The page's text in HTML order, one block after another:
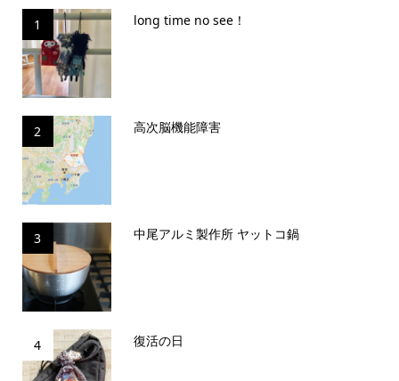
1 long time no see！
2 高次脳機能障害
3 中尾アルミ製作所 ヤットコ鍋
4 復活の日